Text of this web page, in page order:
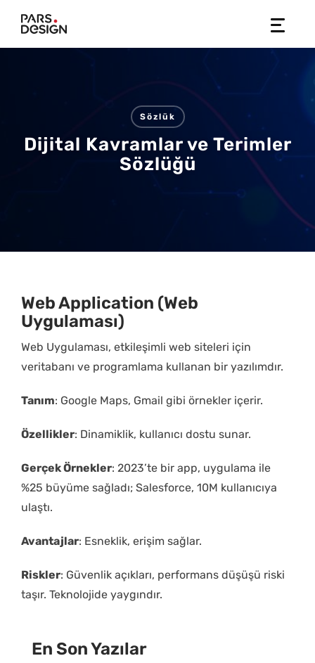
content
Sözlük
Dijital Kavramlar ve Terimler
Sözlüğü
Web Application (Web
Uygulaması)
Web Uygulaması, etkileşimli web siteleri için
veritabanı ve programlama kullanan bir yazılımdır.
Tanım: Google Maps, Gmail gibi örnekler içerir.
Özellikler: Dinamiklik, kullanıcı dostu sunar.
Gerçek Örnekler: 2023’te bir app, uygulama ile
%25 büyüme sağladı; Salesforce, 10M kullanıcıya
ulaştı.
Avantajlar: Esneklik, erişim sağlar.
Riskler: Güvenlik açıkları, performans düşüşü riski
taşır. Teknolojide yaygındır.
En Son Yazılar